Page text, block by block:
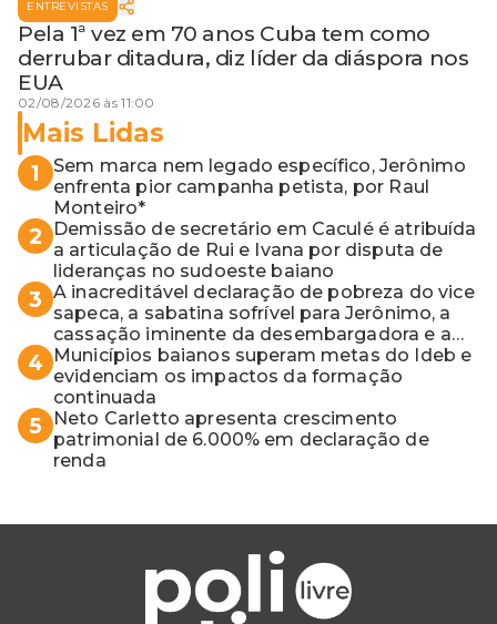
ENTREVISTAS
Pela 1ª vez em 70 anos Cuba tem como
derrubar ditadura, diz líder da diáspora nos
EUA
02/08/2026 às 11:00
Mais Lidas
1
Sem marca nem legado específico, Jerônimo
enfrenta pior campanha petista, por Raul
Monteiro*
2
Demissão de secretário em Caculé é atribuída
a articulação de Rui e Ivana por disputa de
lideranças no sudoeste baiano
3 A inacreditável declaração de pobreza do vice
sapeca, a sabatina sofrível para Jerônimo, a
cassação iminente da desembargadora e a
vaga do Quinto para o MP baiano
4
Municípios baianos superam metas do Ideb e
evidenciam os impactos da formação
continuada
5
Neto Carletto apresenta crescimento
patrimonial de 6.000% em declaração de
renda